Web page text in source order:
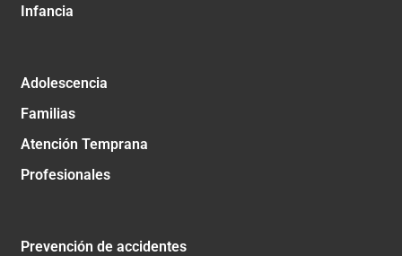
Infancia
Adolescencia
Familias
Atención Temprana
Profesionales
Prevención de accidentes